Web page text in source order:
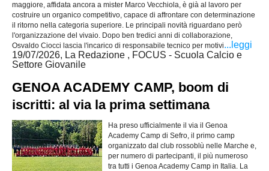
maggiore, affidata ancora a mister Marco Vecchiola, è già al lavoro per
costruire un organico competitivo, capace di affrontare con determinazione
il ritorno nella categoria superiore. Le principali novità riguardano però
l'organizzazione del vivaio. Dopo ben tredici anni di collaborazione,
Osvaldo Ciocci lascia l'incarico di responsabile tecnico per motivi...leggi
19/07/2026, La Redazione , FOCUS - Scuola Calcio e
Settore Giovanile
GENOA ACADEMY CAMP, boom di
iscritti: al via la prima settimana
Ha preso ufficialmente il via il Genoa
Academy Camp di Sefro, il primo camp
organizzato dal club rossoblù nelle Marche e,
per numero di partecipanti, il più numeroso
tra tutti i Genoa Academy Camp in Italia. La